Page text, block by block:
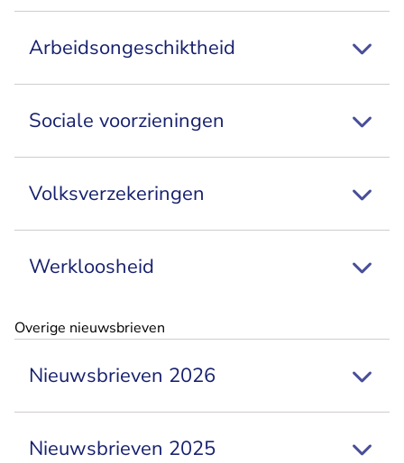
Arbeidsongeschiktheid
Sociale voorzieningen
Volksverzekeringen
Werkloosheid
Overige nieuwsbrieven
Nieuwsbrieven 2026
Nieuwsbrieven 2025